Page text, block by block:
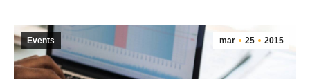
mar 25 2015
Events